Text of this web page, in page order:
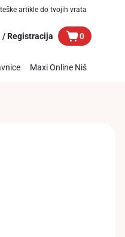
artikle do tvojih vrata
/ Registracija 0
Maxi Online Niš